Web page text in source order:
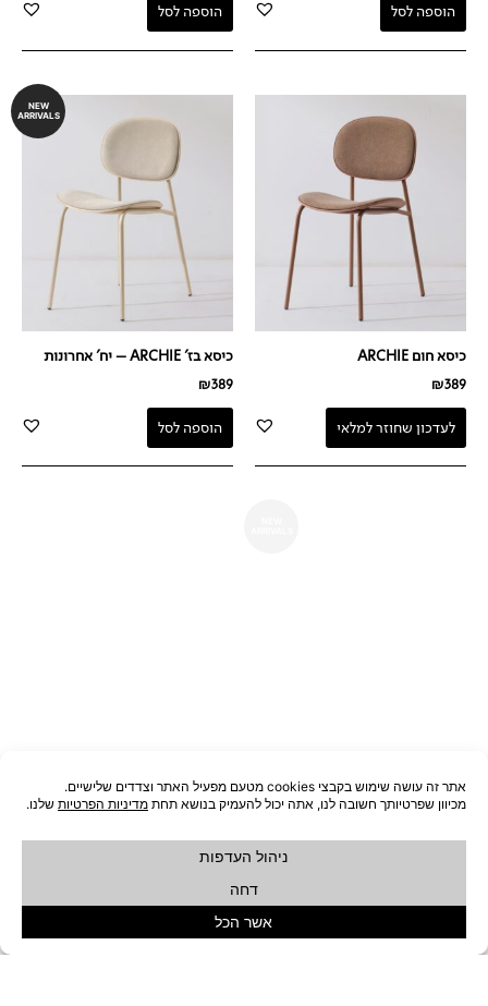
הוספה לסל הוספה לסל
כיסא חום ARCHIE
₪389
לעדכון שחוזר למלאי
NEW
ARRIVALS
כיסא בז' ARCHIE – יח' אחרונות
₪389
הוספה לסל
₪690
הוספה לסל
₪749
הוספה לסל
ON SALE
המחירהמחיר
ON SALE
המחירהמחיר